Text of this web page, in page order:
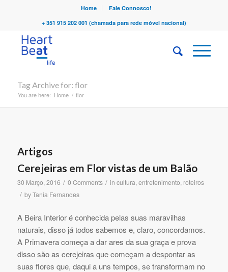
Home
Fale Connosco!
+ 351 915 202 001 (chamada para rede móvel nacional)
Tag Archive for: flor
You are here: Home / flor
Artigos
Cerejeiras em Flor vistas de um Balão
30 Março, 2016 / 0 Comments / in cultura, entretenimento, roteiros
/ byTania Fernandes
A Beira Interior é conhecida pelas suas maravilhas
naturais, disso já todos sabemos e, claro, concordamos.
A Primavera começa a dar ares da sua graça e prova
disso são as cerejeiras que começam a despontar as
suas flores que, daqui a uns tempos, se transformam no